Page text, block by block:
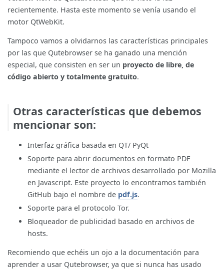
recientemente. Hasta este momento se venía usando el
motor QtWebKit.
Tampoco vamos a olvidarnos las características principales
por las que Qutebrowser se ha ganado una mención
especial, que consisten en ser un proyecto de libre, de
código abierto y totalmente gratuito.
Otras características que debemos
mencionar son:
Interfaz gráfica basada en QT/ PyQt
Soporte para abrir documentos en formato PDF
mediante el lector de archivos desarrollado por Mozilla
en Javascript. Este proyecto lo encontramos también
GitHub bajo el nombre de pdf.js.
Soporte para el protocolo Tor.
Bloqueador de publicidad basado en archivos de
hosts.
Recomiendo que echéis un ojo a la documentación para
aprender a usar Qutebrowser, ya que si nunca has usado